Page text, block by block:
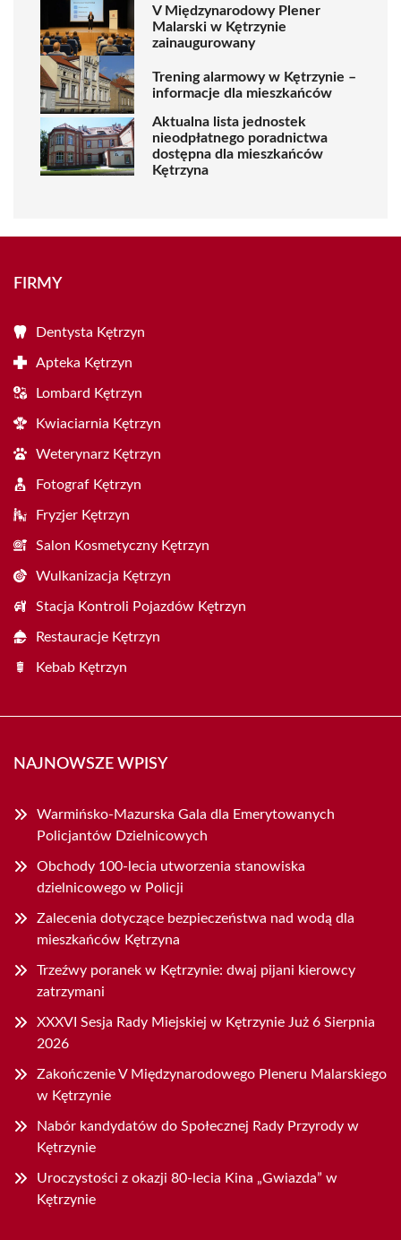
V Międzynarodowy Plener
Malarski w Kętrzynie
zainaugurowany
Trening alarmowy w Kętrzynie –
informacje dla mieszkańców
Aktualna lista jednostek
nieodpłatnego poradnictwa
dostępna dla mieszkańców
Kętrzyna
FIRMY
Dentysta Kętrzyn
Apteka Kętrzyn
Lombard Kętrzyn
Kwiaciarnia Kętrzyn
Weterynarz Kętrzyn
Fotograf Kętrzyn
Fryzjer Kętrzyn
Salon Kosmetyczny Kętrzyn
Wulkanizacja Kętrzyn
Stacja Kontroli Pojazdów Kętrzyn
Restauracje Kętrzyn
Kebab Kętrzyn
NAJNOWSZE WPISY
Warmińsko-Mazurska Gala dla Emerytowanych
Policjantów Dzielnicowych
Obchody 100-lecia utworzenia stanowiska
dzielnicowego w Policji
Zalecenia dotyczące bezpieczeństwa nad wodą dla
mieszkańców Kętrzyna
Trzeźwy poranek w Kętrzynie: dwaj pijani kierowcy
zatrzymani
XXXVI Sesja Rady Miejskiej w Kętrzynie Już 6 Sierpnia
2026
Zakończenie V Międzynarodowego Pleneru Malarskiego
w Kętrzynie
Nabór kandydatów do Społecznej Rady Przyrody w
Kętrzynie
Uroczystości z okazji 80-lecia Kina „Gwiazda” w
Kętrzynie